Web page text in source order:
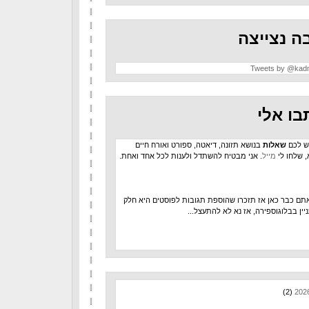
נצייצה
Tweets by
אלי
לכם שאלות בנושא תזונה, דיאטה, ספורט ואורח חיים
שלחו לי מייל . אני מבטיח להשתדל ולענות לכל אחד ואחת.
כבר כאן אז תזכרו שהוספת תגובות לפוסטים היא חלק
בבלוגוספירה, אז נא לא להתעצל...
(2)